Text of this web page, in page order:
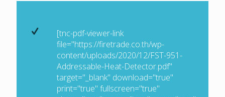
[tnc-pdf-viewer-link
file="https://firetrade.co.th/wp-
content/uploads/2020/12/FST-951-
Addressable-Heat-Detector.pdf"
target="_blank" download="true"
print="true" fullscreen="true"